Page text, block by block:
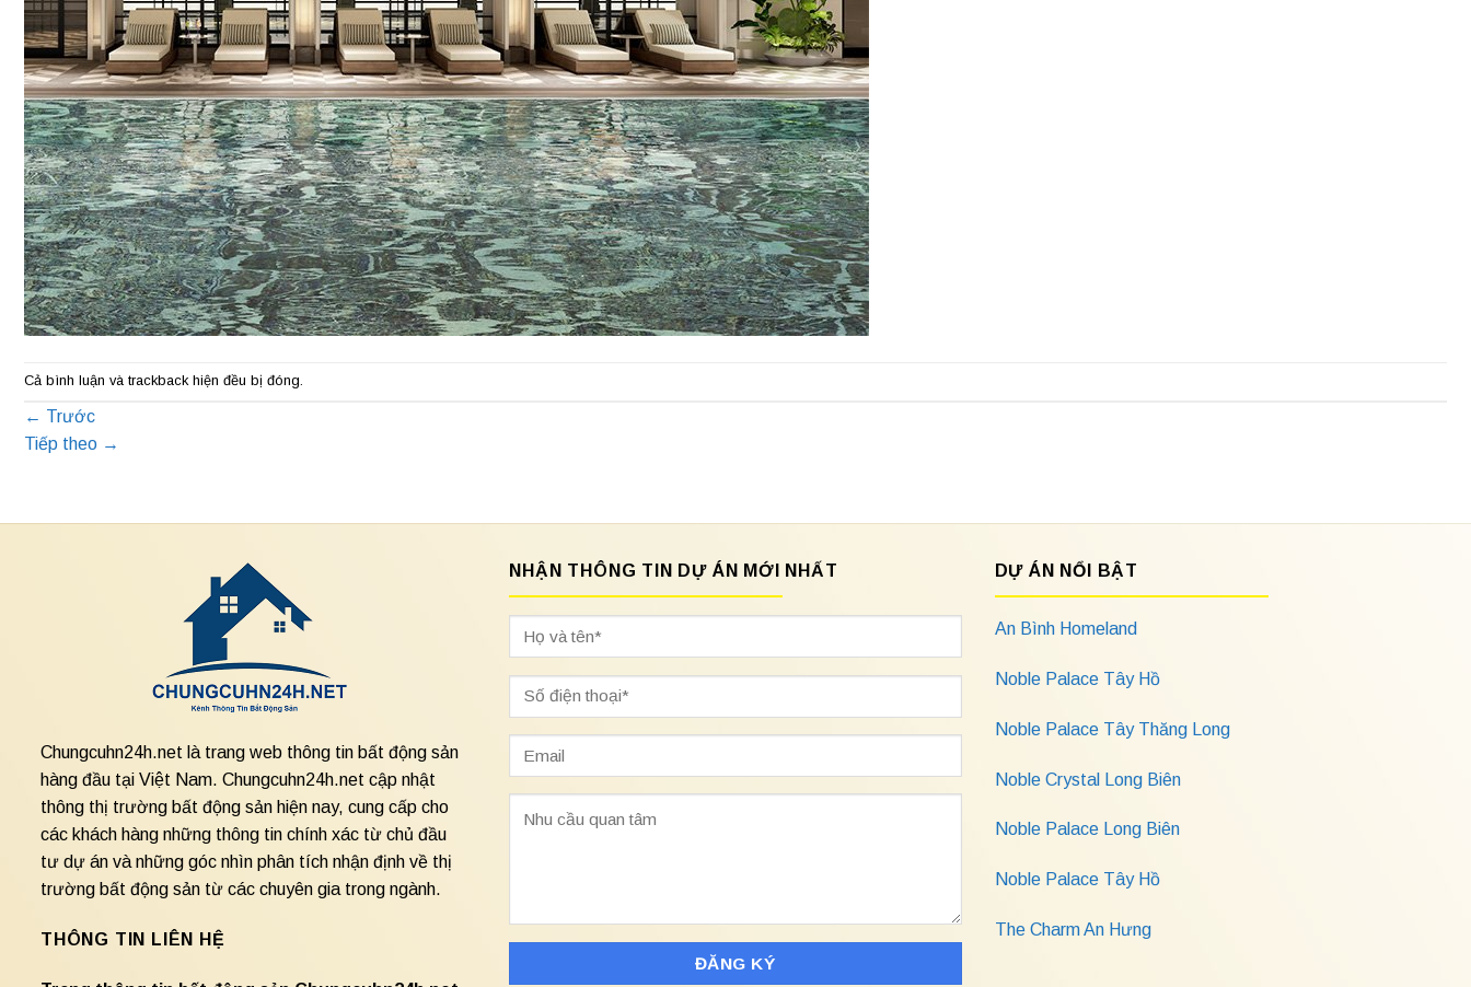
Cả bình luận và trackback hiện đều bị đóng.
← Trước
Tiếp theo →
Chungcuhn24h.net là trang web thông tin bất động sản
hàng đầu tại Việt Nam. Chungcuhn24h.net cập nhật
thông thị trường bất động sản hiện nay, cung cấp cho
các khách hàng những thông tin chính xác từ chủ đầu
tư dự án và những góc nhìn phân tích nhận định về thị
trường bất động sản từ các chuyên gia trong ngành.
THÔNG TIN LIÊN HỆ
NHẬN THÔNG TIN DỰ ÁN MỚI NHẤT DỰ ÁN NỔI BẬT
An Bình Homeland
Noble Palace Tây Hồ
Noble Palace Tây Thăng Long
Noble Crystal Long Biên
Noble Palace Long Biên
Noble Palace Tây Hồ
The Charm An Hưng